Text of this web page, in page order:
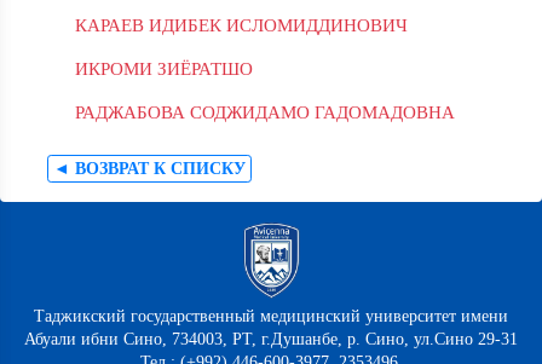
КАРАЕВ ИДИБЕК ИСЛОМИДДИНОВИЧ
ИКРОМИ ЗИЁРАТШО
РАДЖАБОВА СОДЖИДАМО ГАДОМАДОВНА
◄ ВОЗВРАТ К СПИСКУ
Таджикский государственный медицинский университет имени
Абуали ибни Сино, 734003, РТ, г.Душанбе, р. Сино, ул.Сино 29-31